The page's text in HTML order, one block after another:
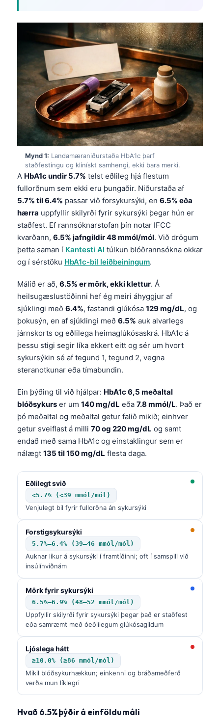
Mynd 1: Landamæraniðurstaða HbA1c þarf
staðfestingu og klínískt samhengi, ekki bara merki.
A HbA1c undir 5.7% telst eðlileg hjá flestum
fullorðnum sem ekki eru þungaðir. Niðurstaða af
5.7% til 6.4% passar við forsykursýki, en 6.5% eða
hærra uppfyllir skilyrði fyrir sykursýki þegar hún er
staðfest. Ef rannsóknarstofan þín notar IFCC
kvarðann, 6.5% jafngildir 48 mmól/mól. Við drögum
þetta saman í Kantesti AI túlkun blóðrannsókna okkar
og í sérstöku HbA1c-bil leiðbeiningum.
Málið er að, 6.5% er mörk, ekki klettur. Á
heilsugæslustöðinni hef ég meiri áhyggjur af
sjúklingi með 6.4%, fastandi glúkósa 129 mg/dL, og
þokusýn, en af sjúklingi með 6.5% auk alvarlegs
járnskorts og eðlilega heimaglúkósaskrá. HbA1c á
þessu stigi segir líka ekkert eitt og sér um hvort
sykursýkin sé af tegund 1, tegund 2, vegna
steranotkunar eða tímabundin.
Ein þýðing til við hjálpar: HbA1c 6,5 meðaltal
blóðsykurs er um 140 mg/dL eða 7.8 mmól/L. Það er
þó meðaltal og meðaltal getur falið mikið; einhver
getur sveiflast á milli 70 og 220 mg/dL og samt
endað með sama HbA1c og einstaklingur sem er
nálægt 135 til 150 mg/dL flesta daga.
Eðlilegt svið
<5.7% (<39 mmól/mól)
Venjulegt bil fyrir fullorðna án sykursýki
Forstigsykursýki
5.7%–6.4% (39–46 mmól/mól)
Auknar líkur á sykursýki í framtíðinni; oft í samspili við
insúlínviðnám
Mörk fyrir sykursýki
6.5%–6.9% (48–52 mmól/mól)
Uppfyllir skilyrði fyrir sykursýki þegar það er staðfest
eða samræmt með óeðlilegum glúkósagildum
Ljóslega hátt
≥10.0% (≥86 mmól/mól)
Mikil blóðsykurhækkun; einkenni og bráðameðferð
verða mun líklegri
Hvað 6.5% þýðir á einföldu máli